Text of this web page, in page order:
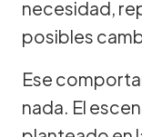
necesidad,
posibles
Ese
nada. El